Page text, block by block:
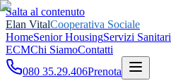
Salta al contenuto
Elan VitalCooperativa Sociale
HomeSenior HousingServizi Sanitari
ECMChi SiamoContatti
080 35.29.406Prenota